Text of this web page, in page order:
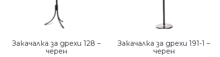
Закачалка за дрехи 128 –
черен
Закачалка за дрехи 191-1 –
черен